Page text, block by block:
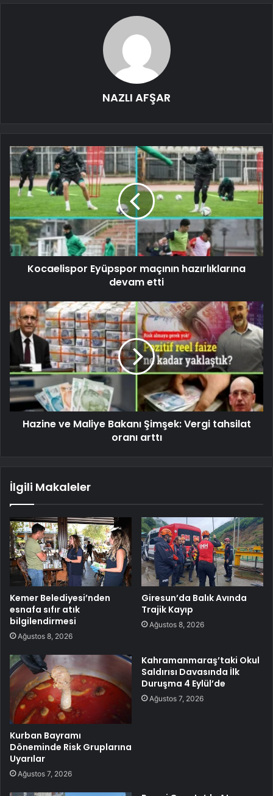
NAZLI AFŞAR
Kocaelispor Eyüpspor maçının hazırlıklarına
devam etti
Hazine ve Maliye Bakanı Şimşek: Vergi tahsilat
oranı arttı
İlgili Makaleler
Kemer Belediyesi’nden
esnafa sıfır atık
bilgilendirmesi
Ağustos 8, 2026
Giresun’da Balık Avında
Trajik Kayıp
Ağustos 8, 2026
Kurban Bayramı
Döneminde Risk Gruplarına
Uyarılar
Ağustos 7, 2026
Kahramanmaraş’taki Okul
Saldırısı Davasında İlk
Duruşma 4 Eylül’de
Ağustos 7, 2026